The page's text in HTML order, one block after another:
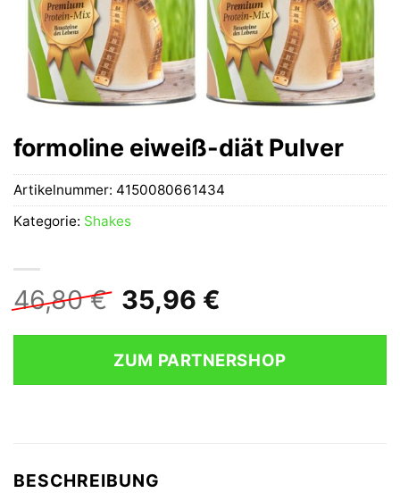
formoline eiweiß-diät Pulver
46,80€ Ursprünglicher
Preis
war:
46,80 €
35,96 €
ist:
35,96 €.
ZUM PARTNERSHOP
Artikelnummer: 4150080661434
Kategorie: Shakes
BESCHREIBUNG